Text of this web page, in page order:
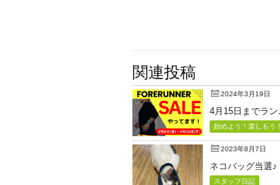
関連投稿
2024年3月19日
4月15日までラ
始めよう！楽しもう
2023年8月7日
ネコバッグ当選♪
スタッフ日記